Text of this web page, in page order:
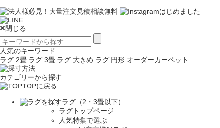
閉じる
人気のキーワード
ラグ 2畳 ラグ 3畳 ラグ 大きめ ラグ 円形 オーダーカーペット
カテゴリーから探す
TOPに戻る
ラグ（2・3畳以下）
ラグトップページ
人気特集で選ぶ